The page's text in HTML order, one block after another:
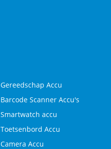
Gereedschap Accu
Barcode Scanner Accu's
Smartwatch accu
Toetsenbord Accu
Camera Accu